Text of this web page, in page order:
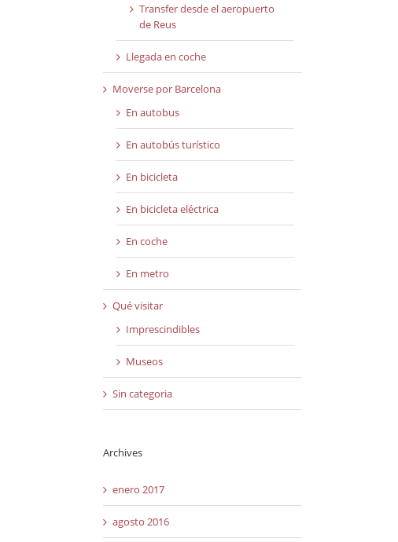
Transfer desde el aeropuerto
de Reus
Llegada en coche
Moverse por Barcelona
En autobus
En autobús turístico
En bicicleta
En bicicleta eléctrica
En coche
En metro
Qué visitar
Imprescindibles
Museos
Sin categoria
Archives
enero 2017
agosto 2016